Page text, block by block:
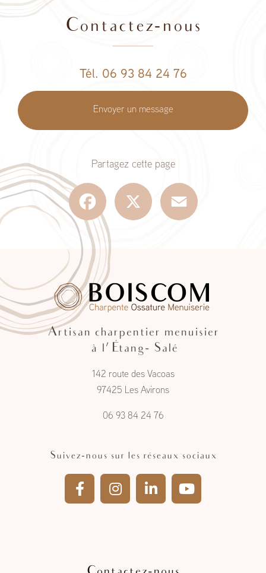
Contactez-nous
Tél. 06 93 84 24 76
Envoyer un message
Partagez cette page
Facebook
Artisan charpentier menuisier
à l'Étang- Salé
142 route des Vacoas
97425 Les Avirons
06 93 84 24 76
Suivez-nous sur les réseaux sociaux